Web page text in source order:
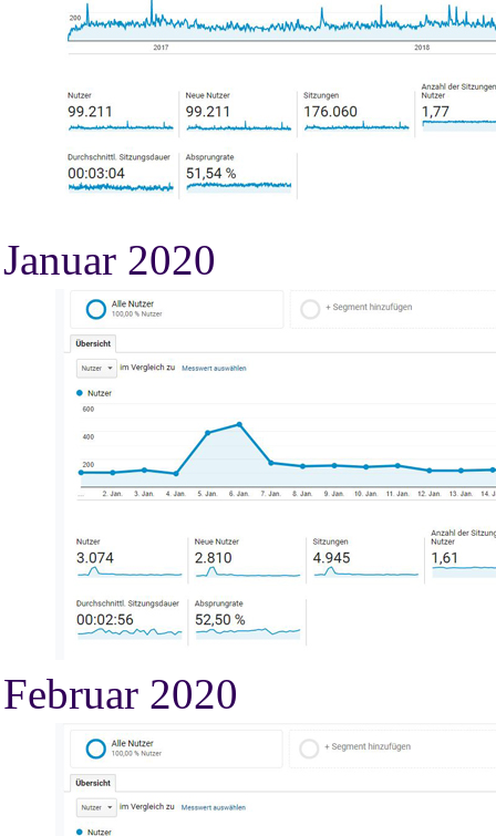
Januar 2020
Februar 2020